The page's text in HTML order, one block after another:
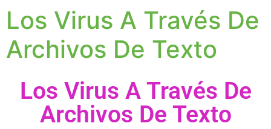
Los Virus A Través De
Archivos De Texto
Los Virus A Través De
Archivos De Texto